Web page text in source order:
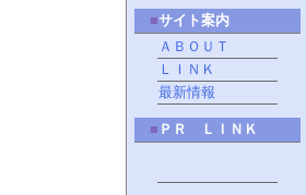
■サイト案内
ＡＢＯＵＴ
ＬＩＮＫ
最新情報
■ ＰＲ ＬＩＮＫ